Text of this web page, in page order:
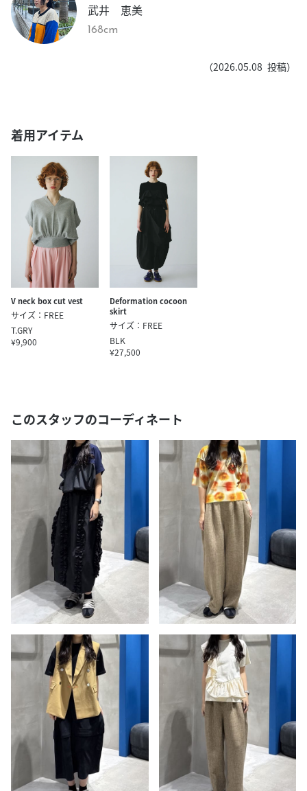
武井 恵美
168cm
（2026.05.08 投稿）
着用アイテム
V neck box cut vest
サイズ：FREE
T.GRY
¥9,900
Deformation cocoon
skirt
サイズ：FREE
BLK
¥27,500
このスタッフのコーディネート